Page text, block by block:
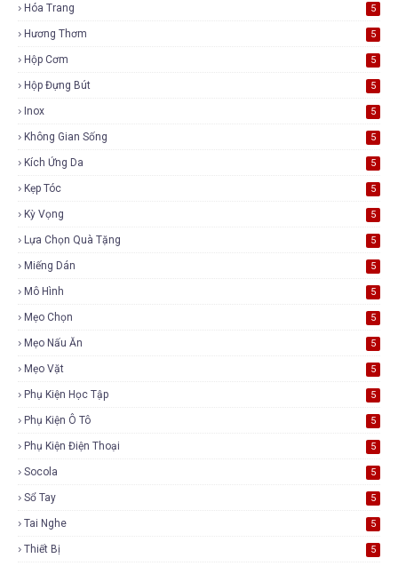
Hóa Trang 5
Hương Thơm 5
Hộp Cơm 5
Hộp Đựng Bút 5
Inox 5
Không Gian Sống 5
Kích Ứng Da 5
Kẹp Tóc 5
Kỳ Vọng 5
Lựa Chọn Quà Tặng 5
Miếng Dán 5
Mô Hình 5
Mẹo Chọn 5
Mẹo Nấu Ăn 5
Mẹo Vặt 5
Phụ Kiện Học Tập 5
Phụ Kiện Ô Tô 5
Phụ Kiện Điện Thoại 5
Socola 5
Sổ Tay 5
Tai Nghe 5
Thiết Bị 5